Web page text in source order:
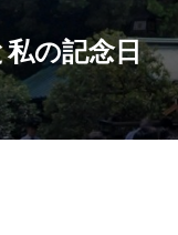
の記念日